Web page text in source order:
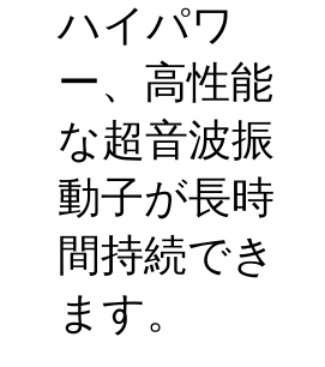
ハイパワ
ー、高性能
な超音波振
動子が長時
間持続でき
ます。